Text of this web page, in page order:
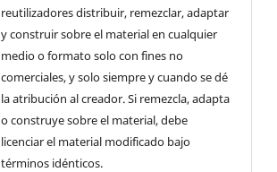
reutilizadores distribuir, remezclar, adaptar
y construir sobre el material en cualquier
medio o formato solo con fines no
comerciales, y solo siempre y cuando se dé
la atribución al creador. Si remezcla, adapta
o construye sobre el material, debe
licenciar el material modificado bajo
términos idénticos.